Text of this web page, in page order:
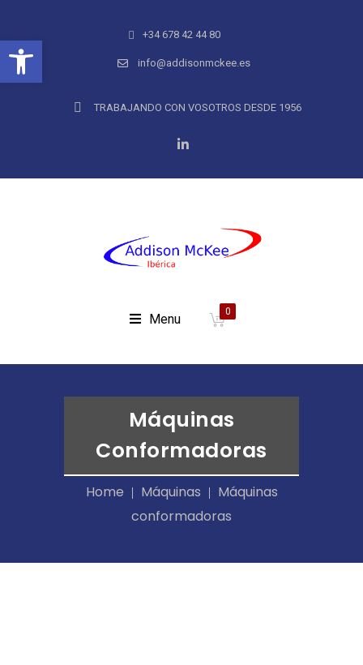
Abrir barra de herramientas+34 678 42 44 80
info@addisonmckee.es
TRABAJANDO CON VOSOTROS DESDE 1956
Menu 0
Máquinas
Conformadoras
Home Máquinas
Máquinas
conformadoras